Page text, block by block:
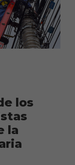
los
la